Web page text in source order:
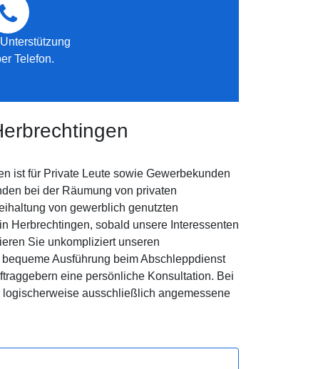
Telefon.
ist für Private Leute sowie Gewerbekunden
bei der Räumung von privaten
von gewerblich genutzten
Herbrechtingen, sobald unsere Interessenten
Sie unkompliziert unseren
Ausführung beim Abschleppdienst
eine persönliche Konsultation. Bei
ausschließlich angemessene